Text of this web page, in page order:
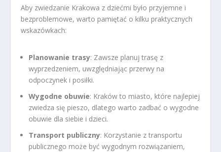
Aby zwiedzanie Krakowa z dziećmi było przyjemne i
bezproblemowe, warto pamiętać o kilku praktycznych
wskazówkach:
Planowanie trasy: Zawsze planuj trasę z
wyprzedzeniem, uwzględniając przerwy na
odpoczynek i posiłki.
Wygodne obuwie: Kraków to miasto, które najlepiej
zwiedza się pieszo, dlatego warto zadbać o wygodne
obuwie dla siebie i dzieci.
Transport publiczny: Korzystanie z transportu
publicznego może być wygodnym rozwiązaniem,